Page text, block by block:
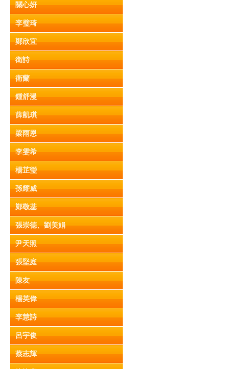
關心妍
李璧琦
鄭欣宜
衛詩
衛蘭
鍾舒漫
薛凱琪
梁雨恩
李雯希
楊芷瑩
孫耀威
鄭敬基
張崇德、劉美娟
尹天照
張堅庭
陳友
楊英偉
李慧詩
呂宇俊
蔡志輝